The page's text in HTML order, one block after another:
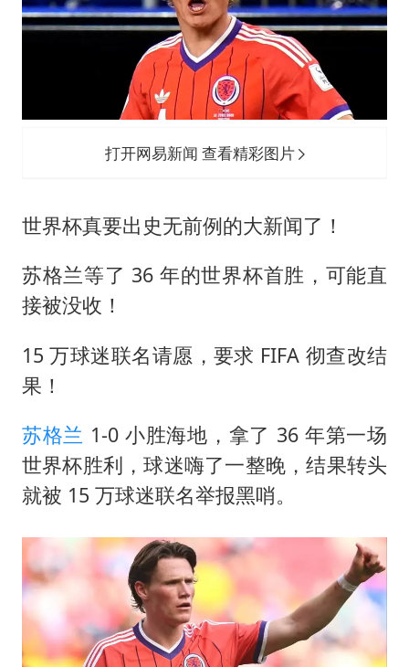
女主硬加吻戏短剧已下架
网传《披荆斩棘2026》名单
打开网易新闻 查看精彩图片
世界杯真要出史无前例的大新闻了！
苏格兰等了 36 年的世界杯首胜，可能直
接被没收！
15 万球迷联名请愿，要求 FIFA 彻查改结
果！
苏格兰 1-0 小胜海地，拿了 36 年第一场
世界杯胜利，球迷嗨了一整晚，结果转头
就被 15 万球迷联名举报黑哨。